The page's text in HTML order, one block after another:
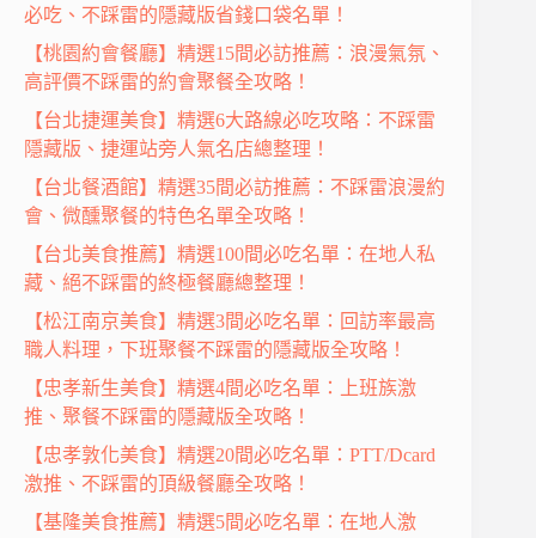
必吃、不踩雷的隱藏版省錢口袋名單！
【桃園約會餐廳】精選15間必訪推薦：浪漫氣氛、
高評價不踩雷的約會聚餐全攻略！
【台北捷運美食】精選6大路線必吃攻略：不踩雷
隱藏版、捷運站旁人氣名店總整理！
【台北餐酒館】精選35間必訪推薦：不踩雷浪漫約
會、微醺聚餐的特色名單全攻略！
【台北美食推薦】精選100間必吃名單：在地人私
藏、絕不踩雷的終極餐廳總整理！
【松江南京美食】精選3間必吃名單：回訪率最高
職人料理，下班聚餐不踩雷的隱藏版全攻略！
【忠孝新生美食】精選4間必吃名單：上班族激
推、聚餐不踩雷的隱藏版全攻略！
【忠孝敦化美食】精選20間必吃名單：PTT/Dcard
激推、不踩雷的頂級餐廳全攻略！
【基隆美食推薦】精選5間必吃名單：在地人激